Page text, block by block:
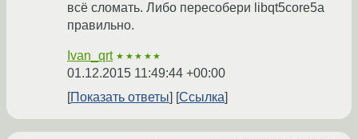
всё сломать. Либо пересобери libqt5core5a
правильно.
Ivan_qrt ★★★★★
01.12.2015 11:49:44 +00:00
Показать ответы
Ссылка